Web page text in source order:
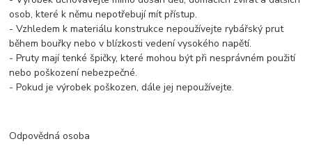
osob, které k němu nepotřebují mít přístup.
- Vzhledem k materiálu konstrukce nepoužívejte rybářský prut
během bouřky nebo v blízkosti vedení vysokého napětí.
- Pruty mají tenké špičky, které mohou být při nesprávném použití
nebo poškození nebezpečné.
- Pokud je výrobek poškozen, dále jej nepoužívejte.
Odpovědná osoba